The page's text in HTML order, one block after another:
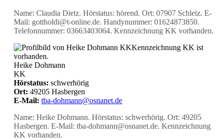
Name: Claudia Dietz. Hörstatus: hörend. Ort: 07907 Schleiz. E-
Mail: gottholdi@t-online.de. Handynummer: 01624873850.
Telefonnummer: 03663403064. Kennzeichnung KK vorhanden.
KKKennzeichnung KK ist
vorhanden.
Heike Dohmann
KK
Hörstatus: schwerhörig
Ort: 49205 Hasbergen
E-Mail: tba-dohmann@osnanet.de
Name: Heike Dohmann. Hörstatus: schwerhörig. Ort: 49205
Hasbergen. E-Mail: tba-dohmann@osnanet.de. Kennzeichnung
KK vorhanden.